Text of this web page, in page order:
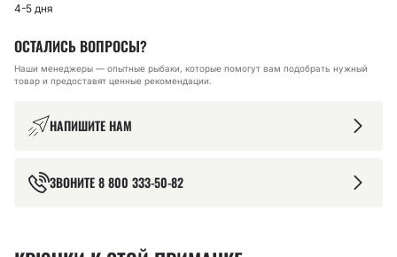
4-5 дня
ОСТАЛИСЬ ВОПРОСЫ?
Наши менеджеры — опытные рыбаки, которые помогут вам подобрать нужный
товар и предоставят ценные рекомендации.
НАПИШИТЕ НАМ
ЗВОНИТЕ8 800 333-50-82